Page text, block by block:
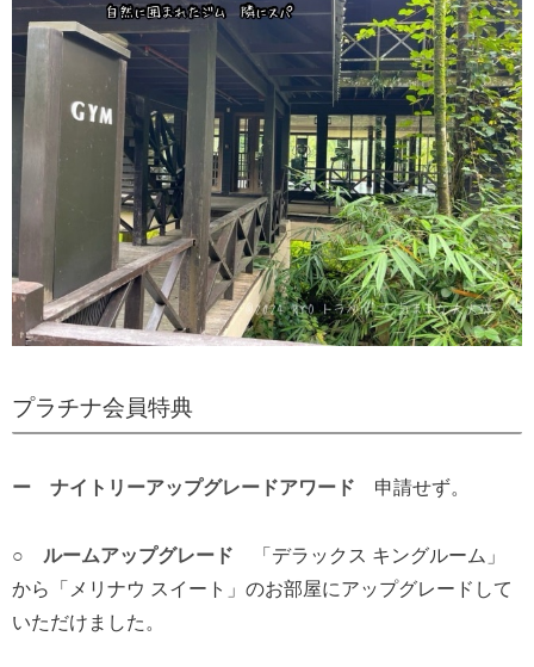
プラチナ会員特典
ー ナイトリーアップグレードアワード 申請せず。
○ ルームアップグレード 「デラックス キングルーム」
から「メリナウ スイート」のお部屋にアップグレードして
いただけました。